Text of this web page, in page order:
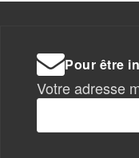
Pour être
Votre adresse